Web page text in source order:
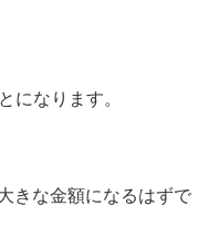
になります。
きな金額になるはずで